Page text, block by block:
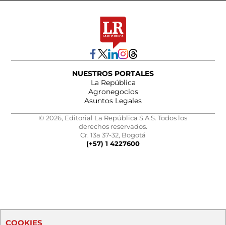
NUESTROS PORTALES
La República
Agronegocios
Asuntos Legales
© 2026, Editorial La República S.A.S. Todos los
derechos reservados.
Cr. 13a 37-32, Bogotá
(+57) 1 4227600
COOKIES